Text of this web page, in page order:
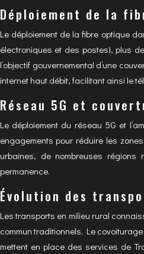
Déploiement de la
Le déploiement de la fibre optique
électroniques et des postes), plus
l’objectif gouvernemental d’une
internet haut débit, facilitant ainsi le
Réseau 5G et
Le déploiement du réseau 5G et
engagements pour réduire les
urbaines, de nombreuses régions
permanence.
Évolution des
Les transports en milieu rural
commun traditionnels. Le
mettent en place des services de